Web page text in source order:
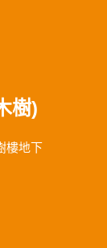
樹)
樓地下